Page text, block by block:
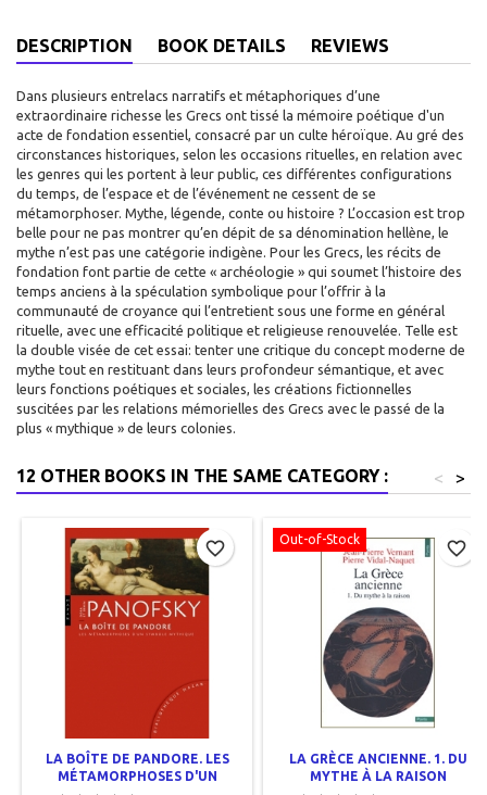
DESCRIPTION BOOK DETAILS REVIEWS
Dans plusieurs entrelacs narratifs et métaphoriques d’une
extraordinaire richesse les Grecs ont tissé la mémoire poétique d'un
acte de fondation essentiel, consacré par un culte héroïque. Au gré des
circonstances historiques, selon les occasions rituelles, en relation avec
les genres qui les portent à leur public, ces différentes configurations
du temps, de l’espace et de l’événement ne cessent de se
métamorphoser. Mythe, légende, conte ou histoire ? L’occasion est trop
belle pour ne pas montrer qu’en dépit de sa dénomination hellène, le
mythe n’est pas une catégorie indigène. Pour les Grecs, les récits de
fondation font partie de cette « archéologie » qui soumet l’histoire des
temps anciens à la spéculation symbolique pour l’offrir à la
communauté de croyance qui l’entretient sous une forme en général
rituelle, avec une efficacité politique et religieuse renouvelée. Telle est
la double visée de cet essai: tenter une critique du concept moderne de
mythe tout en restituant dans leurs profondeur sémantique, et avec
leurs fonctions poétiques et sociales, les créations fictionnelles
suscitées par les relations mémorielles des Grecs avec le passé de la
plus « mythique » de leurs colonies.
12 OTHER BOOKS IN THE SAME CATEGORY : >
<
LA BOÎTE DE PANDORE. LES
MÉTAMORPHOSES D'UN
favorite_border Out-of-Stock
LA GRÈCE ANCIENNE. 1. DU
MYTHE À LA RAISON
favorite_border